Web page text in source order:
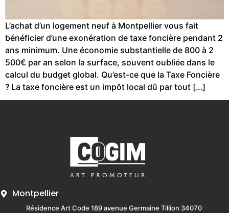
L’achat d’un logement neuf à Montpellier vous fait
bénéficier d’une exonération de taxe foncière pendant 2
ans minimum. Une économie substantielle de 800 à 2
500€ par an selon la surface, souvent oubliée dans le
calcul du budget global. Qu’est-ce que la Taxe Foncière
? La taxe foncière est un impôt local dû par tout […]
Montpellier
Résidence Art Code 189 avenue Germaine Tillion 34070